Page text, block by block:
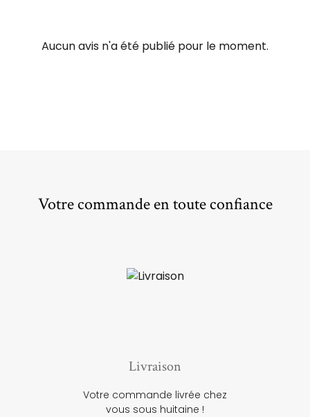
Aucun avis n'a été publié pour le moment.
Votre commande en toute confiance
Livraison
Votre commande livrée chez
vous sous huitaine !